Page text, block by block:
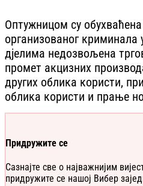
Оптужницом су
организованог криминала
дјелима недозвољена
промет акцизних
других облика користи,
облика користи и прање
Придружите се
Сазнајте све о најважнијим
придружите се нашој Вибер